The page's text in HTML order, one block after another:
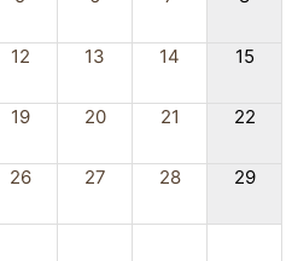
12 13 14 15
19 20 21 22
26 27 28 29